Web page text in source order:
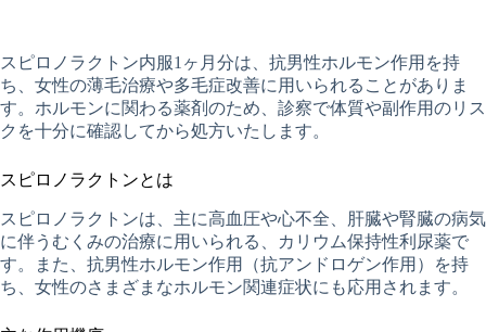
スピロノラクトン内服1ヶ月分は、抗男性ホルモン作用を持
ち、女性の薄毛治療や多毛症改善に用いられることがありま
す。ホルモンに関わる薬剤のため、診察で体質や副作用のリス
クを十分に確認してから処方いたします。
スピロノラクトンとは
スピロノラクトンは、主に高血圧や心不全、肝臓や腎臓の病気
に伴うむくみの治療に用いられる、カリウム保持性利尿薬で
す。また、抗男性ホルモン作用（抗アンドロゲン作用）を持
ち、女性のさまざまなホルモン関連症状にも応用されます。